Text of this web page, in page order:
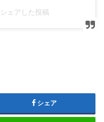
ェアした投稿
シェア